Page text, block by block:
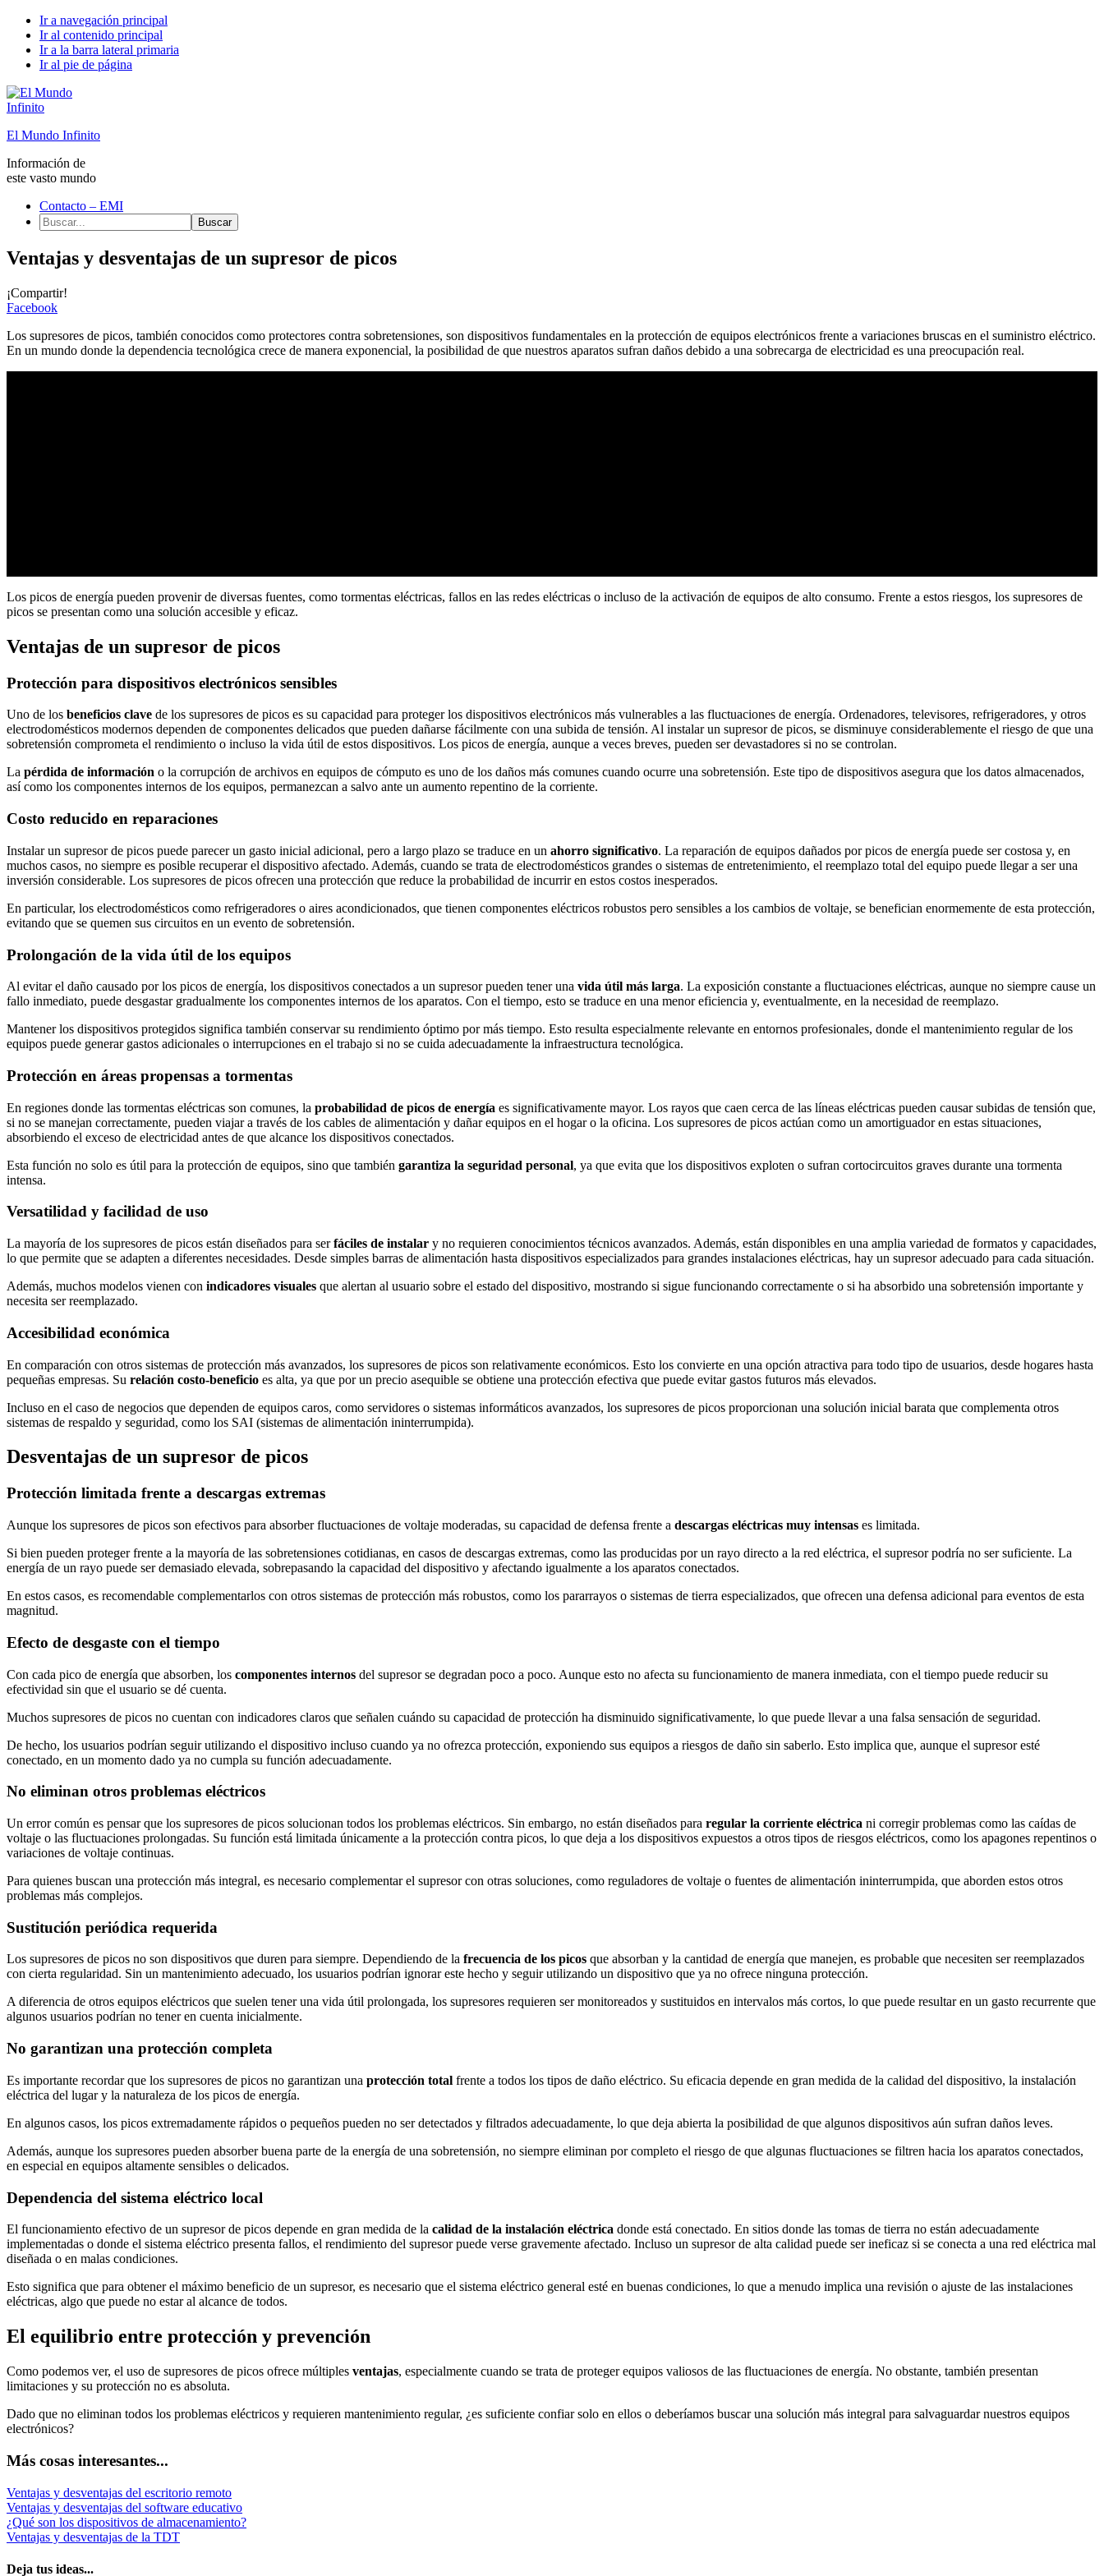
Ir a navegación principal
Ir al contenido principal
Ir a la barra lateral primaria
Ir al pie de página
El Mundo Infinito
Información de
este vasto mundo
Contacto – EMI
Buscar...
Ventajas y desventajas de un supresor de picos
¡Compartir!
Facebook
Los supresores de picos, también conocidos como protectores contra sobretensiones, son dispositivos fundamentales en la protección de equipos electrónicos frente a variaciones bruscas en el suministro eléctrico.
En un mundo donde la dependencia tecnológica crece de manera exponencial, la posibilidad de que nuestros aparatos sufran daños debido a una sobrecarga de electricidad es una preocupación real.
Los picos de energía pueden provenir de diversas fuentes, como tormentas eléctricas, fallos en las redes eléctricas o incluso de la activación de equipos de alto consumo. Frente a estos riesgos, los supresores de
picos se presentan como una solución accesible y eficaz.
Ventajas de un supresor de picos
Protección para dispositivos electrónicos sensibles
Uno de los beneficios clave de los supresores de picos es su capacidad para proteger los dispositivos electrónicos más vulnerables a las fluctuaciones de energía. Ordenadores, televisores, refrigeradores, y otros
electrodomésticos modernos dependen de componentes delicados que pueden dañarse fácilmente con una subida de tensión. Al instalar un supresor de picos, se disminuye considerablemente el riesgo de que una
sobretensión comprometa el rendimiento o incluso la vida útil de estos dispositivos. Los picos de energía, aunque a veces breves, pueden ser devastadores si no se controlan.
La pérdida de información o la corrupción de archivos en equipos de cómputo es uno de los daños más comunes cuando ocurre una sobretensión. Este tipo de dispositivos asegura que los datos almacenados,
así como los componentes internos de los equipos, permanezcan a salvo ante un aumento repentino de la corriente.
Costo reducido en reparaciones
Instalar un supresor de picos puede parecer un gasto inicial adicional, pero a largo plazo se traduce en un ahorro significativo. La reparación de equipos dañados por picos de energía puede ser costosa y, en
muchos casos, no siempre es posible recuperar el dispositivo afectado. Además, cuando se trata de electrodomésticos grandes o sistemas de entretenimiento, el reemplazo total del equipo puede llegar a ser una
inversión considerable. Los supresores de picos ofrecen una protección que reduce la probabilidad de incurrir en estos costos inesperados.
En particular, los electrodomésticos como refrigeradores o aires acondicionados, que tienen componentes eléctricos robustos pero sensibles a los cambios de voltaje, se benefician enormemente de esta protección,
evitando que se quemen sus circuitos en un evento de sobretensión.
Prolongación de la vida útil de los equipos
Al evitar el daño causado por los picos de energía, los dispositivos conectados a un supresor pueden tener una vida útil más larga. La exposición constante a fluctuaciones eléctricas, aunque no siempre cause un
fallo inmediato, puede desgastar gradualmente los componentes internos de los aparatos. Con el tiempo, esto se traduce en una menor eficiencia y, eventualmente, en la necesidad de reemplazo.
Mantener los dispositivos protegidos significa también conservar su rendimiento óptimo por más tiempo. Esto resulta especialmente relevante en entornos profesionales, donde el mantenimiento regular de los
equipos puede generar gastos adicionales o interrupciones en el trabajo si no se cuida adecuadamente la infraestructura tecnológica.
Protección en áreas propensas a tormentas
En regiones donde las tormentas eléctricas son comunes, la probabilidad de picos de energía es significativamente mayor. Los rayos que caen cerca de las líneas eléctricas pueden causar subidas de tensión que,
si no se manejan correctamente, pueden viajar a través de los cables de alimentación y dañar equipos en el hogar o la oficina. Los supresores de picos actúan como un amortiguador en estas situaciones,
absorbiendo el exceso de electricidad antes de que alcance los dispositivos conectados.
Esta función no solo es útil para la protección de equipos, sino que también garantiza la seguridad personal, ya que evita que los dispositivos exploten o sufran cortocircuitos graves durante una tormenta
intensa.
Versatilidad y facilidad de uso
La mayoría de los supresores de picos están diseñados para serfáciles de instalar y no requieren conocimientos técnicos avanzados. Además, están disponibles en una amplia variedad de formatos y capacidades,
lo que permite que se adapten a diferentes necesidades. Desde simples barras de alimentación hasta dispositivos especializados para grandes instalaciones eléctricas, hay un supresor adecuado para cada situación.
Además, muchos modelos vienen con indicadores visuales que alertan al usuario sobre el estado del dispositivo, mostrando si sigue funcionando correctamente o si ha absorbido una sobretensión importante y
necesita ser reemplazado.
Accesibilidad económica
En comparación con otros sistemas de protección más avanzados, los supresores de picos son relativamente económicos. Esto los convierte en una opción atractiva para todo tipo de usuarios, desde hogares hasta
pequeñas empresas. Su relación costo-beneficio es alta, ya que por un precio asequible se obtiene una protección efectiva que puede evitar gastos futuros más elevados.
Incluso en el caso de negocios que dependen de equipos caros, como servidores o sistemas informáticos avanzados, los supresores de picos proporcionan una solución inicial barata que complementa otros
sistemas de respaldo y seguridad, como los SAI (sistemas de alimentación ininterrumpida).
Desventajas de un supresor de picos
Protección limitada frente a descargas extremas
Aunque los supresores de picos son efectivos para absorber fluctuaciones de voltaje moderadas, su capacidad de defensa frente a descargas eléctricas muy intensas es limitada.
Si bien pueden proteger frente a la mayoría de las sobretensiones cotidianas, en casos de descargas extremas, como las producidas por un rayo directo a la red eléctrica, el supresor podría no ser suficiente. La
energía de un rayo puede ser demasiado elevada, sobrepasando la capacidad del dispositivo y afectando igualmente a los aparatos conectados.
En estos casos, es recomendable complementarlos con otros sistemas de protección más robustos, como los pararrayos o sistemas de tierra especializados, que ofrecen una defensa adicional para eventos de esta
magnitud.
Efecto de desgaste con el tiempo
Con cada pico de energía que absorben, los componentes internos del supresor se degradan poco a poco. Aunque esto no afecta su funcionamiento de manera inmediata, con el tiempo puede reducir su
efectividad sin que el usuario se dé cuenta.
Muchos supresores de picos no cuentan con indicadores claros que señalen cuándo su capacidad de protección ha disminuido significativamente, lo que puede llevar a una falsa sensación de seguridad.
De hecho, los usuarios podrían seguir utilizando el dispositivo incluso cuando ya no ofrezca protección, exponiendo sus equipos a riesgos de daño sin saberlo. Esto implica que, aunque el supresor esté
conectado, en un momento dado ya no cumpla su función adecuadamente.
No eliminan otros problemas eléctricos
Un error común es pensar que los supresores de picos solucionan todos los problemas eléctricos. Sin embargo, no están diseñados para regular la corriente eléctrica ni corregir problemas como las caídas de
voltaje o las fluctuaciones prolongadas. Su función está limitada únicamente a la protección contra picos, lo que deja a los dispositivos expuestos a otros tipos de riesgos eléctricos, como los apagones repentinos o
variaciones de voltaje continuas.
Para quienes buscan una protección más integral, es necesario complementar el supresor con otras soluciones, como reguladores de voltaje o fuentes de alimentación ininterrumpida, que aborden estos otros
problemas más complejos.
Sustitución periódica requerida
Los supresores de picos no son dispositivos que duren para siempre. Dependiendo de la frecuencia de los picos que absorban y la cantidad de energía que manejen, es probable que necesiten ser reemplazados
con cierta regularidad. Sin un mantenimiento adecuado, los usuarios podrían ignorar este hecho y seguir utilizando un dispositivo que ya no ofrece ninguna protección.
A diferencia de otros equipos eléctricos que suelen tener una vida útil prolongada, los supresores requieren ser monitoreados y sustituidos en intervalos más cortos, lo que puede resultar en un gasto recurrente que
algunos usuarios podrían no tener en cuenta inicialmente.
No garantizan una protección completa
Es importante recordar que los supresores de picos no garantizan una protección total frente a todos los tipos de daño eléctrico. Su eficacia depende en gran medida de la calidad del dispositivo, la instalación
eléctrica del lugar y la naturaleza de los picos de energía.
En algunos casos, los picos extremadamente rápidos o pequeños pueden no ser detectados y filtrados adecuadamente, lo que deja abierta la posibilidad de que algunos dispositivos aún sufran daños leves.
Además, aunque los supresores pueden absorber buena parte de la energía de una sobretensión, no siempre eliminan por completo el riesgo de que algunas fluctuaciones se filtren hacia los aparatos conectados,
en especial en equipos altamente sensibles o delicados.
Dependencia del sistema eléctrico local
El funcionamiento efectivo de un supresor de picos depende en gran medida de la calidad de la instalación eléctrica donde está conectado. En sitios donde las tomas de tierra no están adecuadamente
implementadas o donde el sistema eléctrico presenta fallos, el rendimiento del supresor puede verse gravemente afectado. Incluso un supresor de alta calidad puede ser ineficaz si se conecta a una red eléctrica mal
diseñada o en malas condiciones.
Esto significa que para obtener el máximo beneficio de un supresor, es necesario que el sistema eléctrico general esté en buenas condiciones, lo que a menudo implica una revisión o ajuste de las instalaciones
eléctricas, algo que puede no estar al alcance de todos.
El equilibrio entre protección y prevención
Como podemos ver, el uso de supresores de picos ofrece múltiples ventajas, especialmente cuando se trata de proteger equipos valiosos de las fluctuaciones de energía. No obstante, también presentan
limitaciones y su protección no es absoluta.
Dado que no eliminan todos los problemas eléctricos y requieren mantenimiento regular, ¿es suficiente confiar solo en ellos o deberíamos buscar una solución más integral para salvaguardar nuestros equipos
electrónicos?
Más cosas interesantes...
Ventajas y desventajas del escritorio remoto
Ventajas y desventajas del software educativo
¿Qué son los dispositivos de almacenamiento?
Ventajas y desventajas de la TDT
Deja tus ideas...